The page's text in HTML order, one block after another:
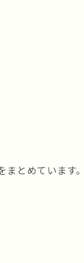
まとめています